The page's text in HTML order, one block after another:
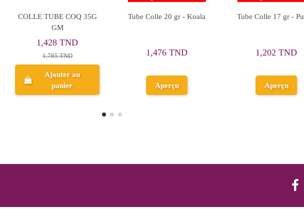
Colle 17 gr, Pm - Le
0,933 TND
1,166 TND
Ajouter au
panier
Colle Super Glue 3 gr -
4,689 TND
Ajouter au
panier
Set De 6 Tubes De Colle
19,004 TND
Ajouter au
panier